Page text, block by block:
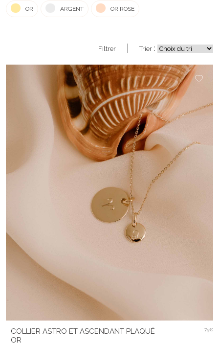
une attention unique à offrir à la femme Vierge qui vous est chère.
Filtrer Trier :
OR ARGENT OR ROSE
COLLIER ASTRO ET ASCENDANT PLAQUÉ
OR
75€